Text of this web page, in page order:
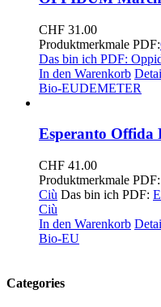
CHF 31.00
Produktmerkmale PDF:
Das bin ich PDF:
In den Warenkorb
Bio-EUDEMETER
Esperanto Offida
CHF 41.00
Produktmerkmale PDF:
Ciù Das bin ich PDF:
Ciù
In den Warenkorb
Bio-EU
Categories